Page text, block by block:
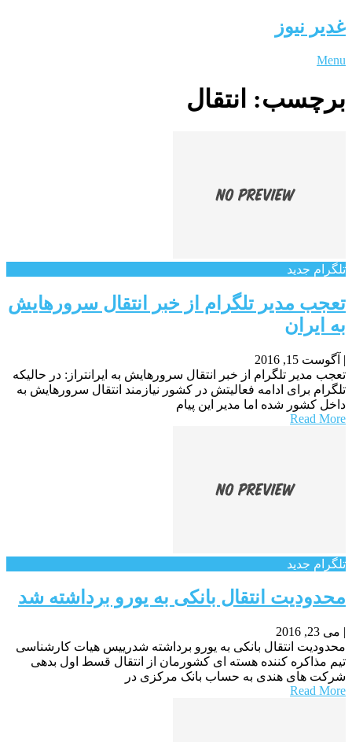
غدیر نیوز
Menu
برچسب: انتقال
تلگرام جدید
تعجب مدیر تلگرام از خبر انتقال سرورهایش
به ایران
| آگوست 15, 2016
تعجب مدیر تلگرام از خبر انتقال سرورهایش به ایرانتراز: در حالیکه
تلگرام برای ادامه فعالیتش در کشور نیازمند انتقال سرورهایش به
داخل کشور شده اما مدیر این پیام
Read More
تلگرام جدید
محدودیت انتقال بانکی به یورو برداشته شد
| می 23, 2016
محدودیت انتقال بانکی به یورو برداشته شدرییس هیات کارشناسی
تیم مذاکره کننده هسته ای کشورمان از انتقال قسط اول بدهی
شرکت های هندی به حساب بانک مرکزی در
Read More